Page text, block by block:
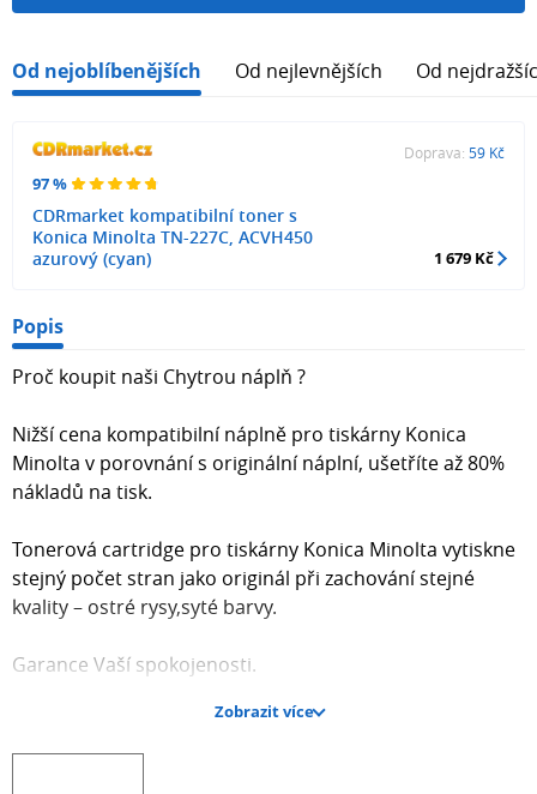
Od nejoblíbenějších Od nejlevnějších Od
97 %
CDRmarket kompatibilní toner s
Konica Minolta TN-227C, ACVH450
azurový (cyan)
Doprava: 59 Kč
1 679 Kč
Popis
Proč koupit naši Chytrou náplň ?
Nižší cena kompatibilní náplně pro tiskárny Konica
Minolta v porovnání s originální náplní, ušetříte až 80%
nákladů na tisk.
Tonerová cartridge pro tiskárny Konica Minolta vytiskne
stejný počet stran jako originál při zachování stejné
kvality – ostré rysy,syté barvy.
Garance Vaší spokojenosti.
Každý toner prochází při výrobě přísnou kontrolou
kvality a je plně kompatibilní s vaší tiskárnou.
Zobrazit více